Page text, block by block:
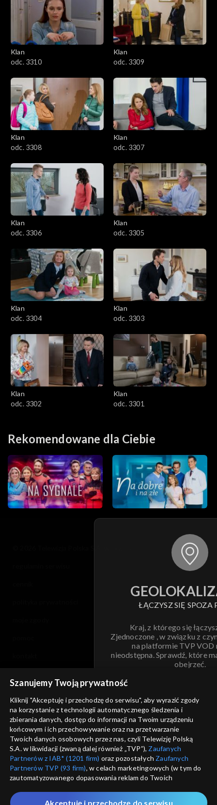
Klan
odc. 3310
Klan
odc. 3309
Klan
odc. 3308
Klan
odc. 3307
Klan
odc. 3306
Klan
odc. 3305
Klan
odc. 3304
Klan
odc. 3303
Klan
odc. 3302
Klan
odc. 3301
Rekomendowane dla Ciebie
ŁĄCZYSZ SIĘ SPOZA
Kraj, z którego się
Zjednoczone , w związku z
na platformie TVP VOD
nieodstępna. Sprawdź, które
obejrzeć.
ANULUJ
informacje o dostawcy usług
Szanujemy Twoją prywatność
Kliknij "Akceptuję i przechodzę do serwisu", aby wyrazić zgody
na korzystanie z technologii automatycznego śledzenia i
zbierania danych, dostęp do informacji na Twoim urządzeniu
końcowym i ich przechowywanie oraz na przetwarzanie
Twoich danych osobowych przez nas, czyli Telewizję Polską
S.A. w likwidacji (zwaną dalej również „TVP”), Zaufanych
Partnerów z IAB* (1201 firm) oraz pozostałych Zaufanych
Partnerów TVP (93 firm), w celach marketingowych (w tym do
zautomatyzowanego dopasowania reklam do Twoich
które wskazujemy poniżej, a także zgody na udostępnianie
Akceptuję i przechodzę do serwisu